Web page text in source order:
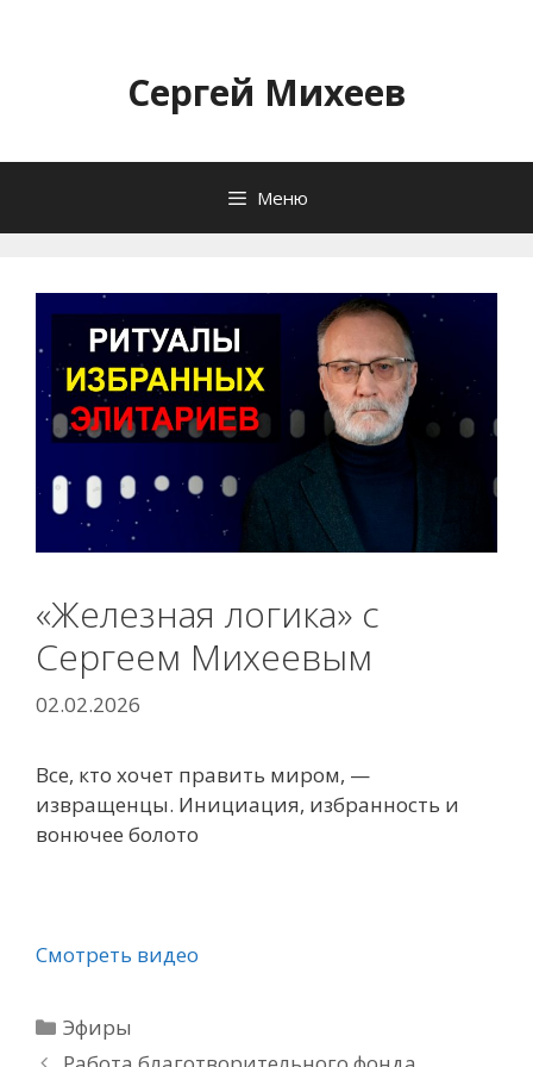
содержимомуСергей Михеев
Меню
«Железная логика» с
Сергеем Михеевым
02.02.2026
Все, кто хочет править миром, —
извращенцы. Инициация, избранность и
вонючее болото
Смотреть видео
Рубрики
Эфиры